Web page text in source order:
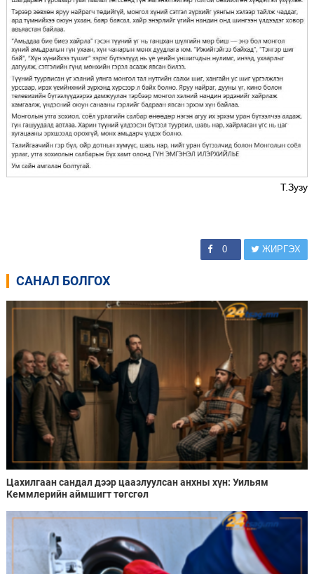
Т.Зузу
0 ЖИРГЭХ
САНАЛ БОЛГОХ
Цахилгаан сандал дээр цаазлуулсан анхны хүн: Уильям
Кеммлерийн аймшигт төгсгөл